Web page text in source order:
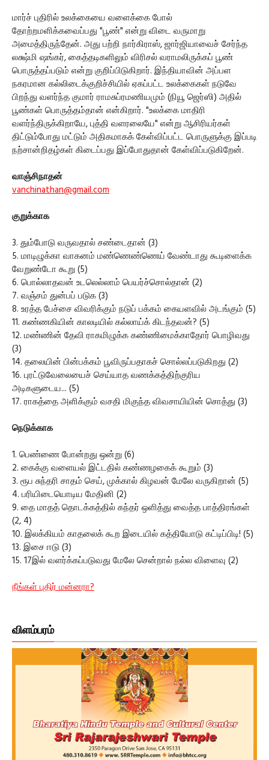
மார்ச் புதிரில் உலக்கையை வளைக்கை போல்
தோற்றமளிக்கவைப்பது "பூண்" என்று விடை வருமாறு
அமைத்திருந்தேன். அது பற்றி நார்கிராஸ், ஜார்ஜியாவைச் சேர்ந்த
லக்ஷ்மி ஷங்கர், கைத்தடிகளிலும் விரிசல் வராமலிருக்கப் பூண்
பொருத்தப்படும் என்று குறிப்பிடுகிறார். இந்தியாவின் அப்பள
நகரமான கல்லிடைக்குறிச்சியில் ஏகப்பட்ட உலக்கைகள் நடுவே
பிறந்து வளர்ந்த குமார் ராமசுப்ரமணியமும் (நியூ ஜெர்ஸி) அதில்
பூண்கள் பொருத்தம்தான் என்கிறார். "உலக்கை மாதிரி
வளர்ந்திருக்கிறாயே, புத்தி வளரலையே" என்று ஆசிரியர்கள்
திட்டும்போது மட்டும் அதிகமாகக் கேள்விப்பட்ட பொருளுக்கு இப்படி
நற்சான்றிதழ்கள் கிடைப்பது இப்போதுதான் கேள்விப்படுகிறேன்.
வாஞ்சிநாதன்
vanchinathan@gmail.com
குறுக்காக
3. தும்போடு வருவதால் சண்டைதான் (3)
5. மாடிழுக்கா வாகனம் மண்ணெண்ணெய் வேண்டாது கூடிளைக்க
வேறுண்டோ கூறு (5)
6. பொல்லாதவன் உடலெல்லாம் பெயர்ச்சொல்தான் (2)
7. வஞ்சம் துன்பப் படுக (3)
8. உரத்த பேச்சை விவரிக்கும் நடுப் பக்கம் கையளவில் அடங்கும் (5)
11. கண்ணகியின் காலடியில் கல்லாய்க் கிடந்தவன்? (5)
12. மண்ணின் தேவி ராகமிழுக்க கண்ணிமைக்காதோர் பொழிவது
(3)
14. தலையின் பின்பக்கம் பூவிருப்பதாகச் சொல்லப்படுகிறது (2)
16. புரட்டுவேலையைச் செய்யாத வணக்கத்திற்குரிய
அடிகளுடைய... (5)
17. ராகத்தை அளிக்கும் வசதி மிகுந்த விவசாயியின் சொத்து (3)
நெடுக்காக
1. பெண்ணை போன்றது ஒன்று (6)
2. கைக்கு வளையல் இட்டதில் கண்ணழகைக் கூறும் (3)
3. ரூப சுந்தரி சாதம் செய், முக்கால் கிழவன் மேலே வருகிறான் (5)
4. பரியிடையொடிய மேதினி (2)
9. தை மாதத் தொடக்கத்தில் கந்தர் ஒளித்து வைத்த பாத்திரங்கள்
(2, 4)
10. இலக்கியம் காதலைக் கூற இடையில் கத்தியோடு கட்டிப்பிடி! (5)
13. இசை ஈடு (3)
15. 17இல் வளர்க்கப்படுவது மேலே சென்றால் நல்ல விளைவு (2)
நீங்கள் புதிர் மன்னரா?
விளம்பரம்